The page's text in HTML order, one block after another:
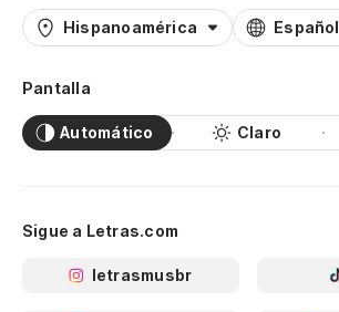
Hispanoamérica Español
Pantalla
Automático Claro
Sigue a Letras.com
letrasmusbr